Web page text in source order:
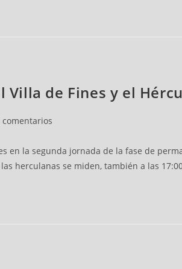
Villa de Fines y el
comentarios
en la segunda jornada de la fase de
herculanas se miden, también a las